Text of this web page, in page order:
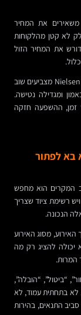
משאירים את המחיר
לא קטן מהלקוחות
את המחיר הזול
מחקרי UX עקביים של גופי מחקר כמו Nielsen Norman Group מצביעים שוב
ומגדילה נטישה.
זמן, ההשפעה חזקה
בא לפתור
המקרים הוא מחפש
רשימת ציוד שצריך
הנכונה.
האירוע, מסוג האירוע
יכולה להציג רק מה
המרות.
“ביטול”, “הובלה”,
לא בתחתית עמוד, לא
התנאים, בהירות